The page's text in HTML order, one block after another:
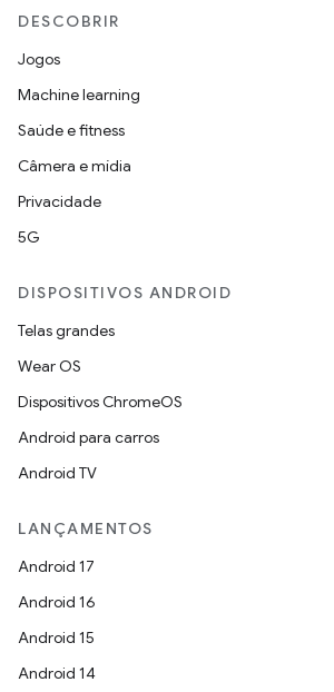
DESCOBRIR
Jogos
Machine learning
Saúde e fitness
Câmera e mídia
Privacidade
5G
DISPOSITIVOS ANDROID
Telas grandes
Wear OS
Dispositivos ChromeOS
Android para carros
Android TV
LANÇAMENTOS
Android 17
Android 16
Android 15
Android 14